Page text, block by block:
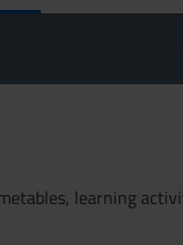
learning